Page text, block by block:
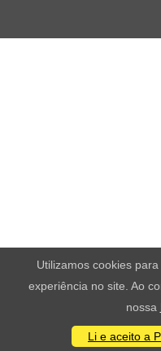
Utilizamos cookies
experiência no site. Ao
nossa
Li e aceito a